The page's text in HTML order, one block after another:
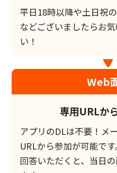
平日18時以降や土日祝
などございましたらお
い！
Web
専用URLか
アプリのDLは不要！メ
URLから参加が可能で
回答いただくと、当日